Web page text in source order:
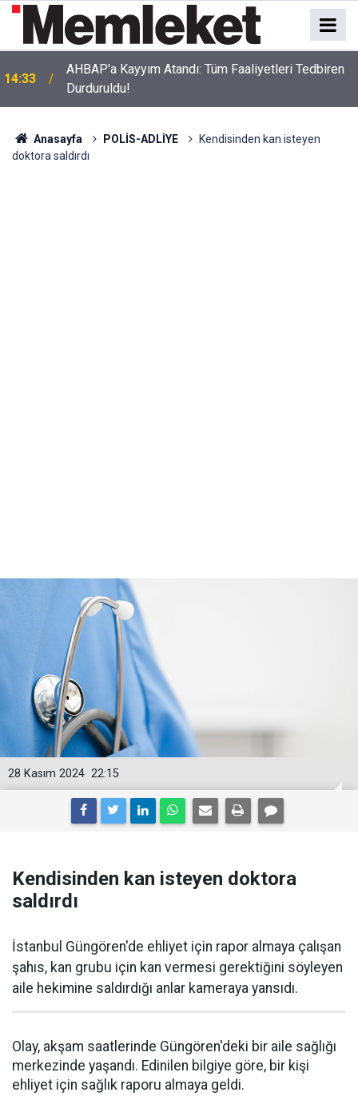
14:33
AHBAP'a Kayyım Atandı: Tüm Faaliyetleri Tedbiren
Durduruldu!
Anasayfa POLİS-ADLİYE
Kendisinden kan isteyen
doktora saldırdı
22:15
28 Kasım 2024
Kendisinden kan isteyen doktora
saldırdı
İstanbul Güngören'de ehliyet için rapor almaya çalışan
şahıs, kan grubu için kan vermesi gerektiğini söyleyen
aile hekimine saldırdığı anlar kameraya yansıdı.
Olay, akşam saatlerinde Güngören'deki bir aile sağlığı
merkezinde yaşandı. Edinilen bilgiye göre, bir kişi
ehliyet için sağlık raporu almaya geldi.